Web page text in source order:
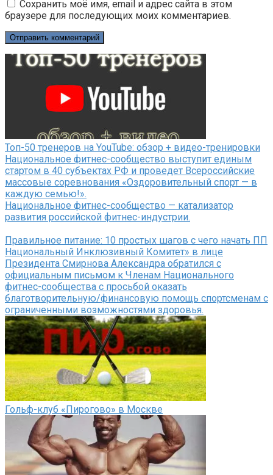
Сохранить моё имя, email и адрес сайта в этом
браузере для последующих моих комментариев.
Топ-50 тренеров на YouTube: обзор + видео-тренировки
Национальное фитнес-сообщество выступит единым
стартом в 40 субъектах РФ и проведет Всероссийские
массовые соревнования «Оздоровительный спорт — в
каждую семью!».
Национальное фитнес-сообщество — катализатор
развития российской фитнес-индустрии.
Правильное питание: 10 простых шагов с чего начать ПП
Национальный Инклюзивный Комитет» в лице
Президента Смирнова Александра обратился с
официальным письмом к Членам Национального
фитнес-сообщества с просьбой оказать
благотворительную/финансовую помощь спортсменам с
ограниченными возможностями здоровья.
Гольф-клуб «Пирогово» в Москве